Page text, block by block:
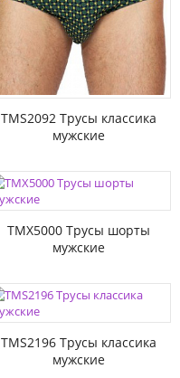
TMS2092 Трусы классика
мужские
TMX5000 Трусы шорты
мужские
TMS2196 Трусы классика
мужские